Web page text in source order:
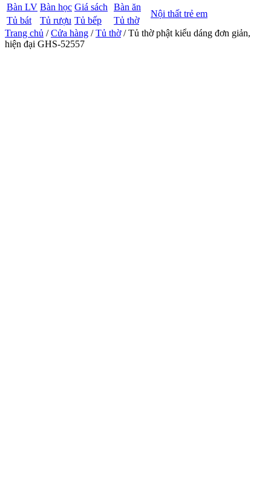
Bàn LV Bàn học Giá sách Bàn ăn
Nội thất trẻ em
Tủ bát Tủ rượu Tủ bếp
Tủ thờ
Trang chủ /Cửa hàng /Tủ thờ/ Tủ thờ phật kiểu dáng đơn giản,
hiện đại GHS-52557